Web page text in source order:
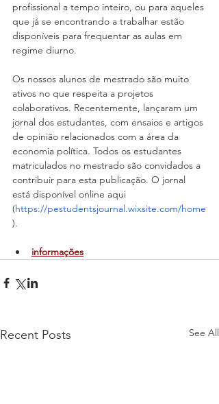
profissional a tempo inteiro, ou para aqueles
que já se encontrando a trabalhar estão
disponíveis para frequentar as aulas em
regime diurno.
Os nossos alunos de mestrado são muito
ativos no que respeita a projetos
colaborativos. Recentemente, lançaram um
jornal dos estudantes, com ensaios e artigos
de opinião relacionados com a área da
economia política. Todos os estudantes
matriculados no mestrado são convidados a
contribuir para esta publicação. O jornal
está disponível online aqui
(https://pestudentsjournal.wixsite.com/home
).
informações
Recent Posts See All